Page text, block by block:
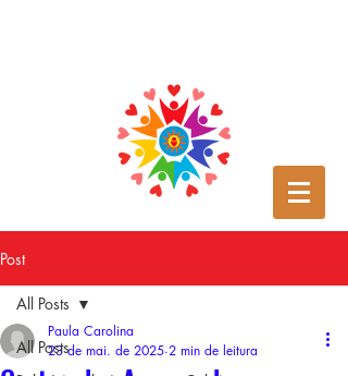
Post
All Posts
All Posts
Paula Carolina
23 de mai. de 2025 2 min de leitura